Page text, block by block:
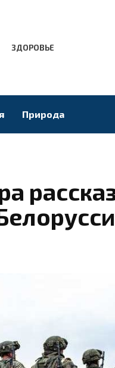
ЗДОРОВЬЕ
Природа